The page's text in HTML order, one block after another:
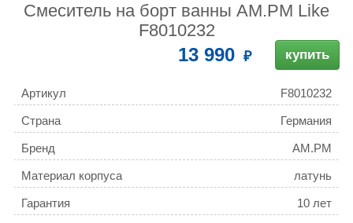
Смеситель на борт ванны AM.PM Like
F8010232
13 990 купить
Артикул F8010232
Страна Германия
Бренд AM.PM
Материал корпуса латунь
Гарантия 10 лет